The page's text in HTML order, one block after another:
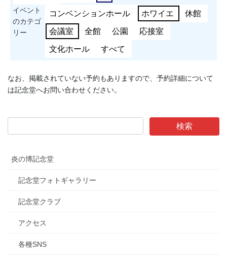
ェ
イ
ト
ィ
ン
イベント
のカテゴ
リー
コンベンションホール ホワイエ 休館
会議室 全館 公園 応接室
文化ホール すべて
なお、掲載されていない予約もありますので、予約詳細について
は記念堂へお問い合わせください。
炎の博記念堂
記念堂フォトギャラリー
記念堂クラブ
アクセス
各種SNS